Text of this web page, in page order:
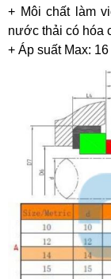
+ Môi chất làm
nước thải có hóa
+ Áp suất Max: 16